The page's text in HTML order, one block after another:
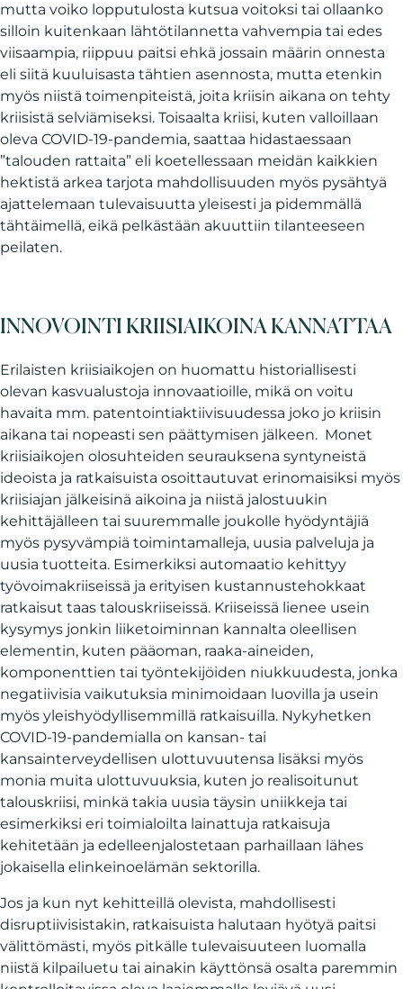
mutta voiko lopputulosta kutsua voitoksi tai ollaanko
silloin kuitenkaan lähtötilannetta vahvempia tai edes
viisaampia, riippuu paitsi ehkä jossain määrin onnesta
eli siitä kuuluisasta tähtien asennosta, mutta etenkin
myös niistä toimenpiteistä, joita kriisin aikana on tehty
kriisistä selviämiseksi. Toisaalta kriisi, kuten valloillaan
oleva COVID-19-pandemia, saattaa hidastaessaan
”talouden rattaita” eli koetellessaan meidän kaikkien
hektistä arkea tarjota mahdollisuuden myös pysähtyä
ajattelemaan tulevaisuutta yleisesti ja pidemmällä
tähtäimellä, eikä pelkästään akuuttiin tilanteeseen
peilaten.
INNOVOINTI KRIISIAIKOINA KANNATTAA
Erilaisten kriisiaikojen on huomattu historiallisesti
olevan kasvualustoja innovaatioille, mikä on voitu
havaita mm. patentointiaktiivisuudessa joko jo kriisin
aikana tai nopeasti sen päättymisen jälkeen. Monet
kriisiaikojen olosuhteiden seurauksena syntyneistä
ideoista ja ratkaisuista osoittautuvat erinomaisiksi myös
kriisiajan jälkeisinä aikoina ja niistä jalostuukin
kehittäjälleen tai suuremmalle joukolle hyödyntäjiä
myös pysyvämpiä toimintamalleja, uusia palveluja ja
uusia tuotteita. Esimerkiksi automaatio kehittyy
työvoimakriiseissä ja erityisen kustannustehokkaat
ratkaisut taas talouskriiseissä. Kriiseissä lienee usein
kysymys jonkin liiketoiminnan kannalta oleellisen
elementin, kuten pääoman, raaka-aineiden,
komponenttien tai työntekijöiden niukkuudesta, jonka
negatiivisia vaikutuksia minimoidaan luovilla ja usein
myös yleishyödyllisemmillä ratkaisuilla. Nykyhetken
COVID-19-pandemialla on kansan- tai
kansainterveydellisen ulottuvuutensa lisäksi myös
monia muita ulottuvuuksia, kuten jo realisoitunut
talouskriisi, minkä takia uusia täysin uniikkeja tai
esimerkiksi eri toimialoilta lainattuja ratkaisuja
kehitetään ja edelleenjalostetaan parhaillaan lähes
jokaisella elinkeinoelämän sektorilla.
Jos ja kun nyt kehitteillä olevista, mahdollisesti
disruptiivisistakin, ratkaisuista halutaan hyötyä paitsi
välittömästi, myös pitkälle tulevaisuuteen luomalla
niistä kilpailuetu tai ainakin käyttönsä osalta paremmin